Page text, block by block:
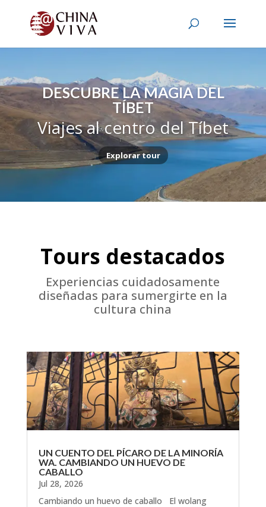
DESCUBRE LA MAGIA DEL
TÍBET
Viajes al centro del Tíbet
Explorar tour
Tours destacados
Experiencias cuidadosamente
diseñadas para sumergirte en la
cultura china
UN CUENTO DEL PÍCARO DE LA MINORÍA
WA. CAMBIANDO UN HUEVO DE
CABALLO
Jul 28, 2026
Cambiando un huevo de caballo El wolang